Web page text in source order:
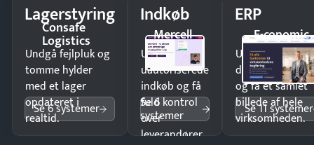
Lagerstyring
Consafe
Logistics
Undgå fejlpluk og
tomme hylder
med et lager
opdateret i
realtid.
Se 6 systemer
Indkøb
Mercell
Undgå
uautoriserede
indkøb og få
fuld kontrol
over
leverandører
Se 6
systemer
ERP
E-conomic
Undgå
og få ét samlet
billede af hele
virksomheden.
Se 11 systemer